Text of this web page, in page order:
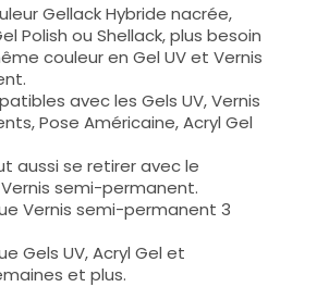
Gellack Hybride nacrée,
Polish ou Shellack, plus besoin
couleur en Gel UV et Vernis
avec les Gels UV, Vernis
Pose Américaine, Acryl Gel
aussi se retirer avec le
semi-permanent.
Vernis semi-permanent 3
Gels UV, Acryl Gel et
et plus.